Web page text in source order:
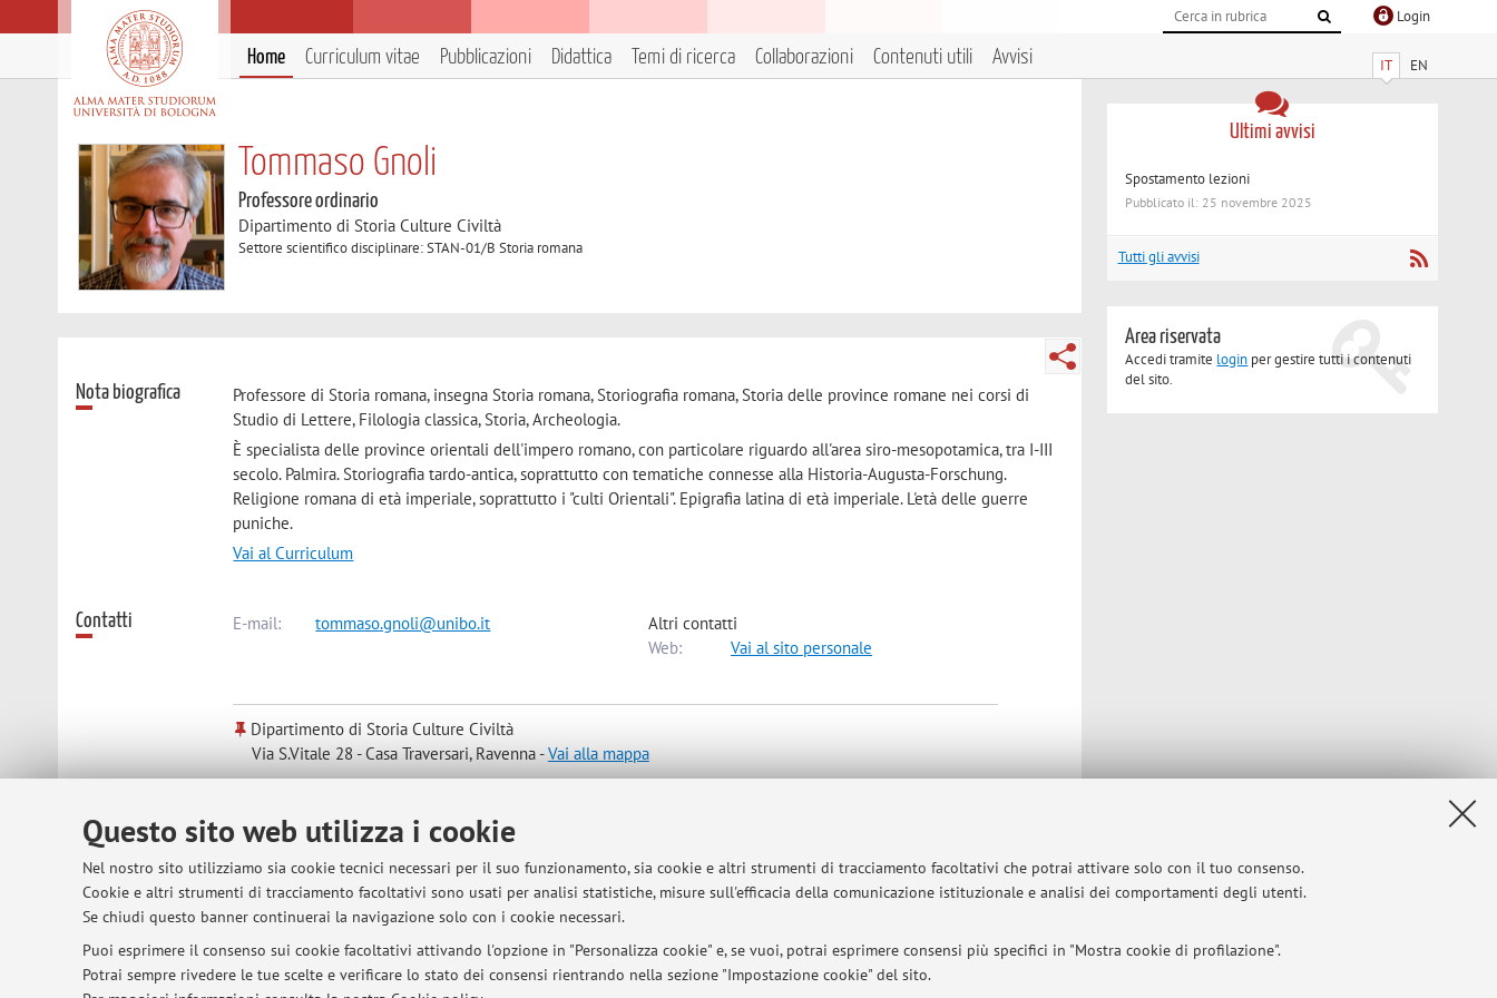
Questo sito web utilizza i cookie
Nel nostro sito utilizziamo sia cookie tecnici necessari per il suo funzionamento, sia cookie e altri strumenti di tracciamento facoltativi che potrai attivare solo con il tuo consenso.
Cookie e altri strumenti di tracciamento facoltativi sono usati per analisi statistiche, misure sull'efficacia della comunicazione istituzionale e analisi dei comportamenti degli utenti.
Se chiudi questo banner continuerai la navigazione solo con i cookie necessari.
Puoi esprimere il consenso sui cookie facoltativi attivando l'opzione in "Personalizza cookie" e, se vuoi, potrai esprimere consensi più specifici in "Mostra cookie di profilazione".
Potrai sempre rivedere le tue scelte e verificare lo stato dei consensi rientrando nella sezione "Impostazione cookie" del sito.
Login
IT EN
Home Curriculum vitae Pubblicazioni Didattica Temi di ricerca Collaborazioni Contenuti utili Avvisi
Tommaso Gnoli
Professore ordinario
Dipartimento di Storia Culture Civiltà
Settore scientifico disciplinare: STAN-01/B Storia romana
Nota biografica
Professore di Storia romana, insegna Storia romana, Storiografia romana, Storia delle province romane nei corsi di
Studio di Lettere, Filologia classica, Storia, Archeologia.
È specialista delle province orientali dell'impero romano, con particolare riguardo all'area siro-mesopotamica, tra I-III
secolo. Palmira. Storiografia tardo-antica, soprattutto con tematiche connesse alla Historia-Augusta-Forschung.
Religione romana di età imperiale, soprattutto i "culti Orientali". Epigrafia latina di età imperiale. L'età delle guerre
puniche.
Vai al Curriculum
Contatti E-mail: tommaso.gnoli@unibo.it
Altri contatti
Web:
Vai al sito personale
Dipartimento di Storia Culture Civiltà
Via S.Vitale 28 - Casa Traversari, Ravenna -Vai alla mappa
Risorse in rete ORCID
Orario di ricevimento Mercoledì ore 16-17 nello studio di via Zamboni 38, Storia antica
Ultimi avvisi
Spostamento lezioni
Pubblicato il: 25 novembre 2025
Tutti gli avvisi
Area riservata
Accedi tramite login per gestire tutti i contenuti
del sito.